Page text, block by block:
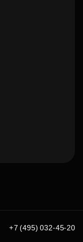
+7 (495) 032-45-20